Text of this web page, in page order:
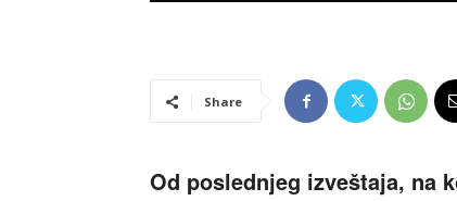
Share
Od poslednjeg izveštaja, na